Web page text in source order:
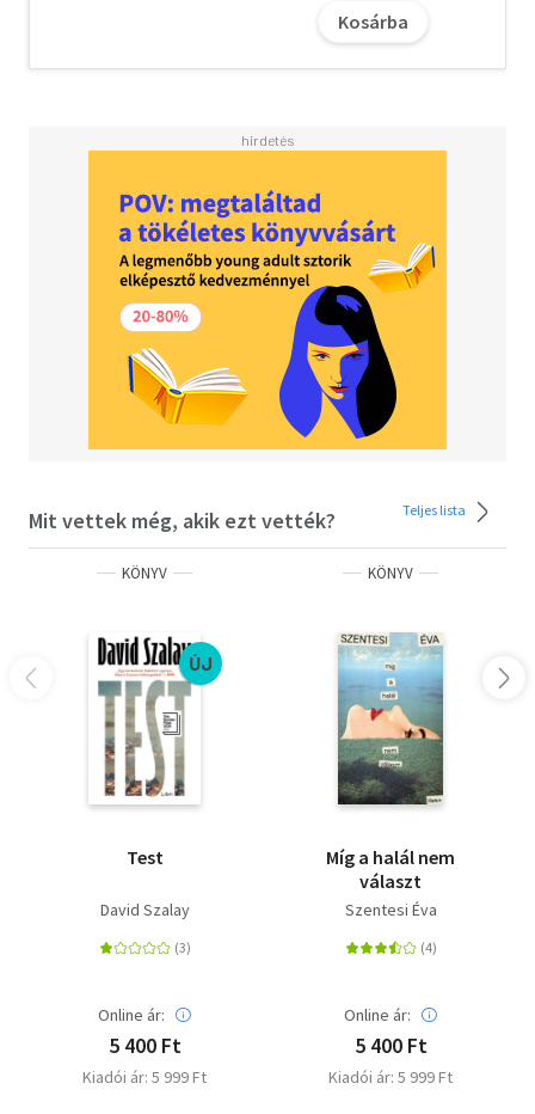
boldog-boldogtalan pillanatainkra, éveinkre gondolunk,
Olvasd el mások véleményét is!
Kosárba
Mit vettek még, akik ezt vették? Teljes lista
KÖNYV
ÚJ
Test
David Szalay
Online ár:
5 400 Ft
Kiadói ár: 5 999 Ft
KÖNYV
Míg a halál nem
választ
Szentesi Éva
Online ár:
5 400 Ft
Kiadói ár: 5 999 Ft